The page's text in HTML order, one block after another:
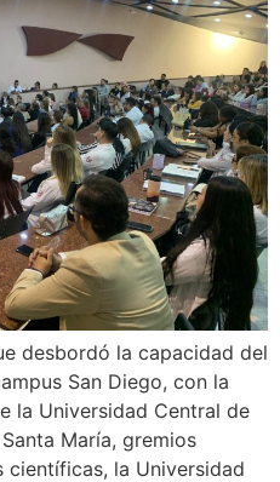
desbordó la capacidad del
San Diego, con la
la Universidad Central de
María, gremios
la Universidad